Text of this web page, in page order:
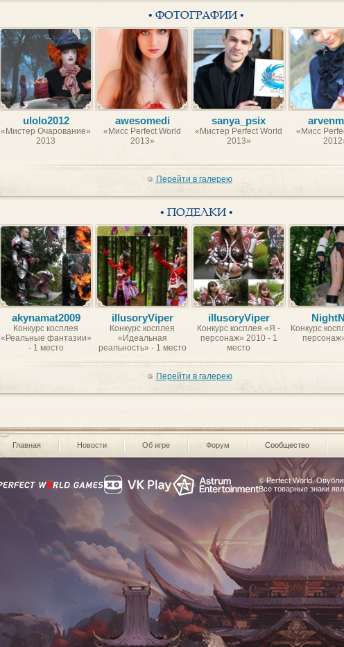
• ФОТОГРАФИИ •
ulolo2012
«Мистер Очарование»
2013
awesomedi
«Мисс Perfect World
2013»
sanya_psix
«Мистер Perfect World
2013»
«Мисс
Перейти в галерею
• ПОДЕЛКИ •
akynamat2009
Конкурс косплея
«Реальные фантазии»
- 1 место
illusoryViper
Конкурс косплея
«Идеальная
реальность» - 1 место
illusoryViper
Конкурс косплея «Я -
персонаж» 2010 - 1
место
Конкурс
Перейти в галерею
Главная Новости Об игре Форум Сообщество
© Perfect World.
Все товарные знаки